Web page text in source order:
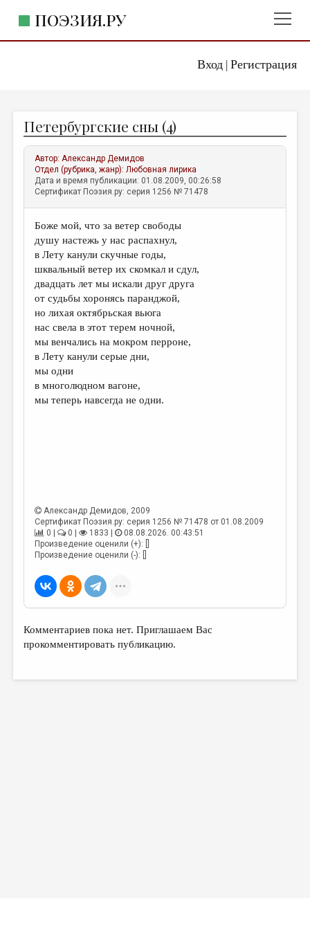
Вход| Регистрация
ПОЭЗИЯ.РУ
ЖАНРЫ
АВТОРЫ
КОММЕНТАРИИ
ЛИТСАЛОН
НОВОСТИ
ПРАВИЛА САЙТА
ОТДЕЛЫ И РУБРИКИ
ИЗБРАННОЕ
ДАЙДЖЕСТ
ПРОИЗВЕДЕНИЯ
ПЕРЕВОДЫ
КОНКУРСЫ
ОБЪЯВЛЕНИЯ
КОЛОНКА РЕДАКТОРА
РЕДКОЛЛЕГИЯ
ОТ РЕДАКЦИИ
МАЛАЯ ПРОЗА
ЭССЕИСТИКА
Петербургские сны (4)
Автор:Александр Демидов
Отдел (рубрика, жанр):Любовная лирика
Дата и время публикации: 01.08.2009, 00:26:58
Сертификат Поэзия.ру: серия 1256 № 71478
Боже мой, что за ветер свободы
душу настежь у нас распахнул,
в Лету канули скучные годы,
шквальный ветер их скомкал и сдул,
двадцать лет мы искали друг друга
от судьбы хоронясь паранджой,
но лихая октябрьская вьюга
нас свела в этот терем ночной,
мы венчались на мокром перроне,
в Лету канули серые дни,
мы одни
в многолюдном вагоне,
мы теперь навсегда не одни.
Александр Демидов, 2009
Сертификат Поэзия.ру: серия 1256 № 71478 от 01.08.2009
0 |
0 | 1833 |
08.08.2026. 00:43:51
Произведение оценили (+): []
Произведение оценили (-): []
Комментариев пока нет. Приглашаем Вас
прокомментировать публикацию.